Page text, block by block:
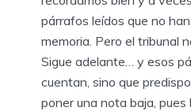
párrafos leídos que no
memoria. Pero el tribunal
Sigue adelante… y esos
cuentan, sino que
poner una nota baja, pues